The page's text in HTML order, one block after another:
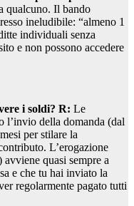
qualcuno. Il bando
ineludibile: “almeno 1
individuali senza
e non possono accedere
i soldi? R: Le
l’invio della domanda (dal
per stilare la
L’erogazione
quasi sempre a
e che tu hai inviato la
regolarmente pagato tutti